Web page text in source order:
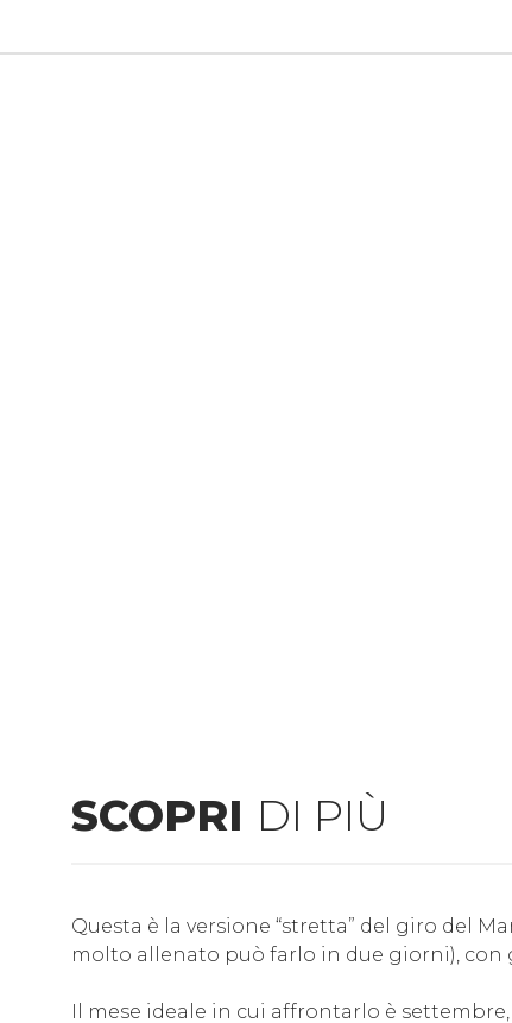
SCOPRI DI PIÙ
Questa è la versione “stretta” del giro del
molto allenato può farlo in due giorni), con
Il mese ideale in cui affrontarlo è